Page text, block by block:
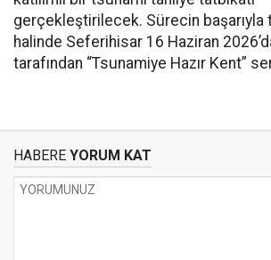
gerçekleştirilecek. Sürecin başarıyla
halinde Seferihisar 16 Haziran
tarafından “Tsunamiye Hazır Kent”
HABERE YORUM KAT